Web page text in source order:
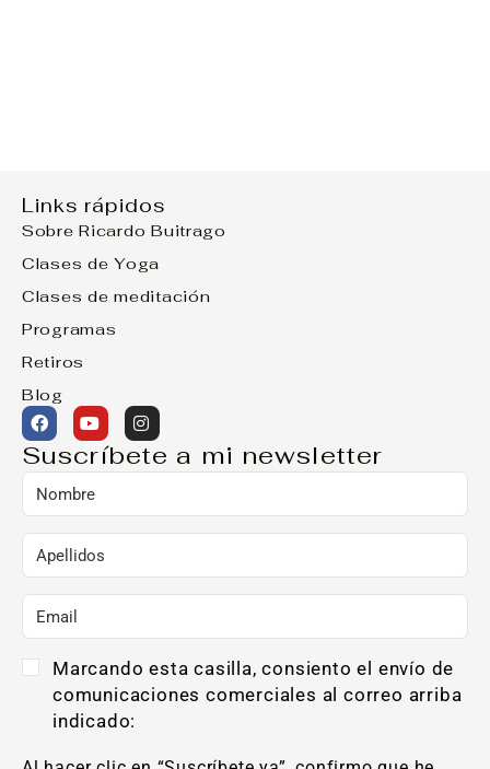
Links rápidos
Sobre Ricardo Buitrago
Clases de Yoga
Clases de meditación
Programas
Retiros
Blog
Suscríbete a mi newsletter
Marcando esta casilla, consiento el envío de
comunicaciones comerciales al correo arriba
indicado: